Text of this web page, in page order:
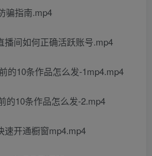
骗指南.mp4
播间如何正确活跃账号.mp4
的10条作品怎么发-1mp4.mp4
的10条作品怎么发-2.mp4
速开通橱窗mp4.mp4